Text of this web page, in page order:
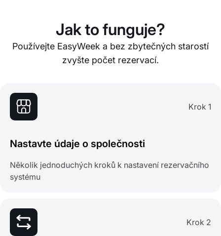
Jak to funguje?
Používejte EasyWeek a bez zbytečných starostí
zvyšte počet rezervací.
Krok 1
Nastavte údaje o společnosti
Několik jednoduchých kroků k nastavení rezervačního
systému
Krok 2